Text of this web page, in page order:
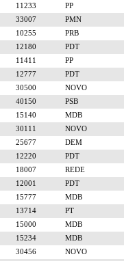
11233
PP
33007
PMN
10255
PRB
12180
PDT
11411
PP
12777
PDT
30500
NOVO
40150
PSB
15140
MDB
30111
NOVO
25677
DEM
12220
PDT
18007
REDE
12001
PDT
15777
MDB
13714
PT
15000
MDB
15234
MDB
30456
NOVO